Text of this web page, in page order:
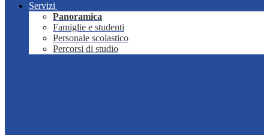
Servizi
Panoramica
Famiglie e studenti
Personale scolastico
Percorsi di studio